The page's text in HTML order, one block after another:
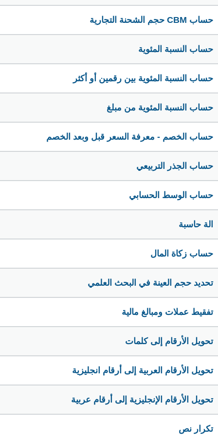
حساب CBM حجم الشحنة التجارية
حساب النسبة المئوية
حساب النسبة المئوية بين رقمين أو أكثر
حساب النسبة المئوية من مبلغ
حساب الخصم - معرفة السعر قبل وبعد الخصم
حساب الجذر التربيعي
حساب الوسط الحسابي
الة حاسبة
حساب زكاة المال
تحديد حجم العينة في البحث العلمي
تفقيط عملات ومبالغ مالية
تحويل الأرقام إلى كلمات
تحويل الأرقام العربية إلى أرقام انجليزية
تحويل الأرقام الإنجليزية إلى أرقام عربية
تكرار نص